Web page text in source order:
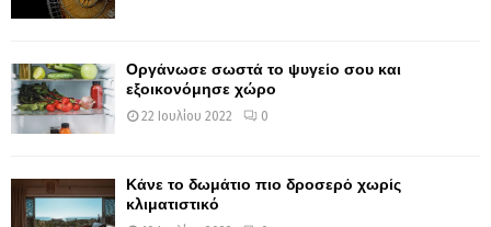
Οργάνωσε σωστά το ψυγείο σου και
εξοικονόμησε χώρο
22 Ιουλίου 2022 0
Κάνε το δωμάτιο πιο δροσερό χωρίς
κλιματιστικό